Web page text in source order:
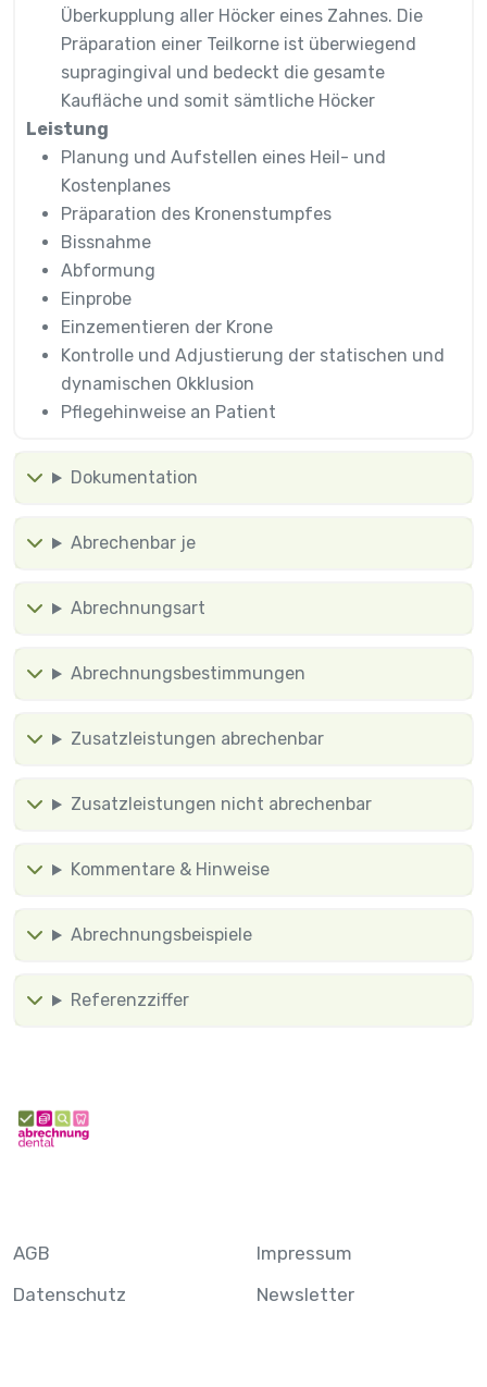
Überkupplung aller Höcker eines Zahnes. Die
Präparation einer Teilkorne ist überwiegend
supragingival und bedeckt die gesamte
Kaufläche und somit sämtliche Höcker
Leistung
Planung und Aufstellen eines Heil- und
Kostenplanes
Präparation des Kronenstumpfes
Bissnahme
Abformung
Einprobe
Einzementieren der Krone
Kontrolle und Adjustierung der statischen und
dynamischen Okklusion
Pflegehinweise an Patient
Dokumentation
Abrechenbar je
Abrechnungsart
Abrechnungsbestimmungen
Zusatzleistungen abrechenbar
Zusatzleistungen nicht abrechenbar
Kommentare & Hinweise
Abrechnungsbeispiele
Referenzziffer
AGB
Datenschutz
Impressum
Newsletter